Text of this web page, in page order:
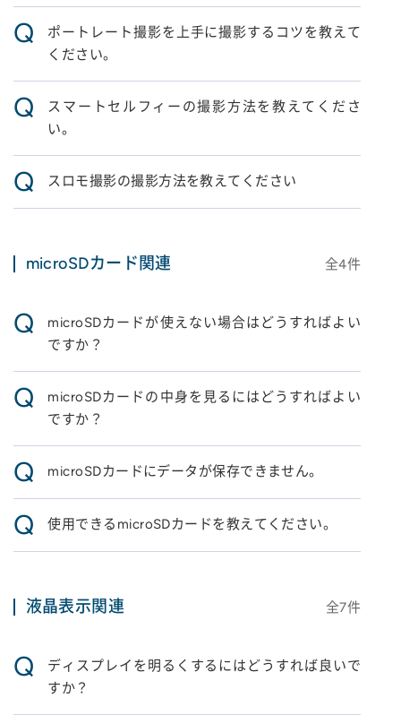
Q
ポートレート撮影を上手に撮影するコツを教えて
ください。
Q
スマートセルフィーの撮影方法を教えてくださ
い。
Q スロモ撮影の撮影方法を教えてください
microSDカード関連 全4件
Q
microSDカードが使えない場合はどうすればよい
ですか？
Q
microSDカードの中身を見るにはどうすればよい
ですか？
Q microSDカードにデータが保存できません。
Q 使用できるmicroSDカードを教えてください。
液晶表示関連 全7件
Q
ディスプレイを明るくするにはどうすれば良いで
すか？